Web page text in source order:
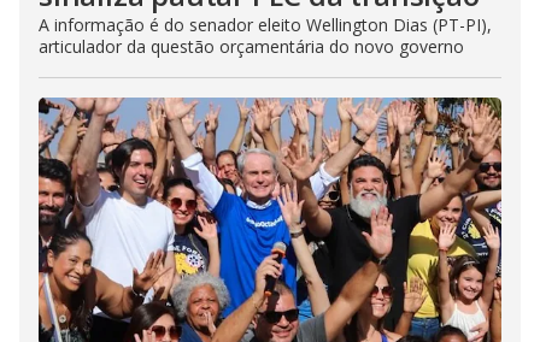
A informação é do senador eleito Wellington Dias (PT-PI),
articulador da questão orçamentária do novo governo